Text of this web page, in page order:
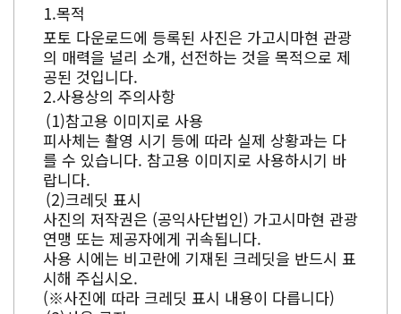
목적
포토 다운로드에 등록된 사진은 가고시마현 관광
의 매력을 널리 소개, 선전하는 것을 목적으로 제
공된 것입니다.
사용상의 주의사항
참고용 이미지로 사용
피사체는 촬영 시기 등에 따라 실제 상황과는 다
를 수 있습니다. 참고용 이미지로 사용하시기 바
랍니다.
크레딧 표시
사진의 저작권은 (공익사단법인) 가고시마현 관광
연맹 또는 제공자에게 귀속됩니다.
사용 시에는 비고란에 기재된 크레딧을 반드시 표
시해 주십시오.
(※사진에 따라 크레딧 표시 내용이 다릅니다)